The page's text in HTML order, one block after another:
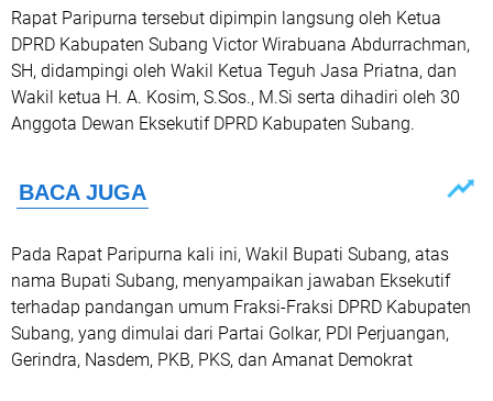
Rapat Paripurna tersebut dipimpin langsung oleh Ketua
DPRD Kabupaten Subang Victor Wirabuana Abdurrachman,
SH, didampingi oleh Wakil Ketua Teguh Jasa Priatna, dan
Wakil ketua H. A. Kosim, S.Sos., M.Si serta dihadiri oleh 30
Anggota Dewan Eksekutif DPRD Kabupaten Subang.
Pada Rapat Paripurna kali ini, Wakil Bupati Subang, atas
nama Bupati Subang, menyampaikan jawaban Eksekutif
terhadap pandangan umum Fraksi-Fraksi DPRD Kabupaten
Subang, yang dimulai dari Partai Golkar, PDI Perjuangan,
Gerindra, Nasdem, PKB, PKS, dan Amanat Demokrat